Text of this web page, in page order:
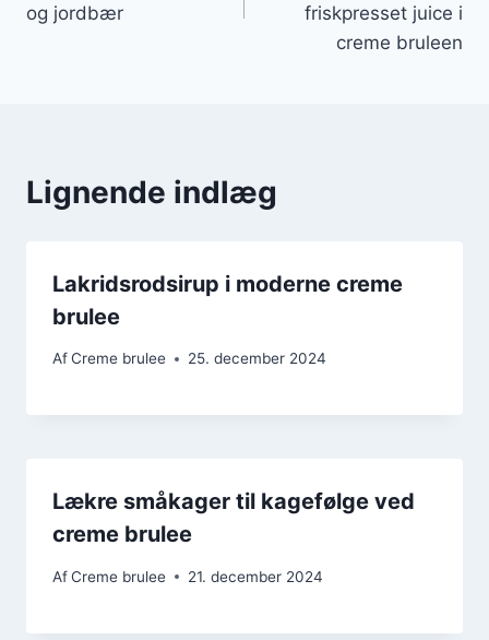
og jordbær
friskpresset juice i
creme bruleen
Lignende indlæg
Lakridsrodsirup i moderne creme
brulee
AfCreme brulee 25. december 2024
Lækre småkager til kagefølge ved
creme brulee
AfCreme brulee 21. december 2024